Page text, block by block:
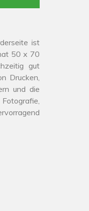
ist
50 x 70
gut
Drucken,
und die